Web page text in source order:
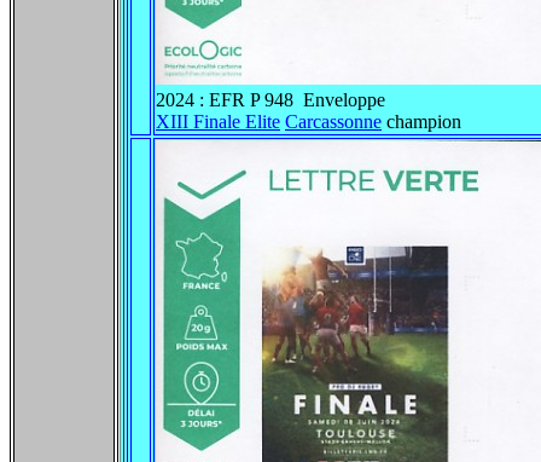
2024 : EFR P 948 Enveloppe
XIII Finale Elite Carcassonne champion